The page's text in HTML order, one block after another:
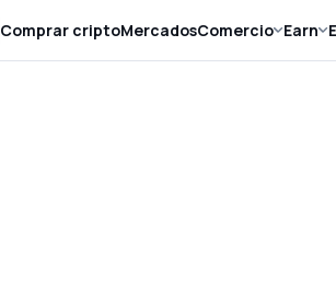
Comprar criptoMercadosComercio Earn